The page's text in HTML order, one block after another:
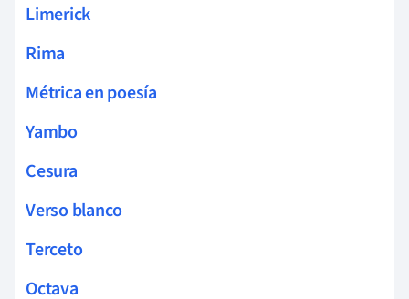
Limerick
Rima
Métrica en poesía
Yambo
Cesura
Verso blanco
Terceto
Octava